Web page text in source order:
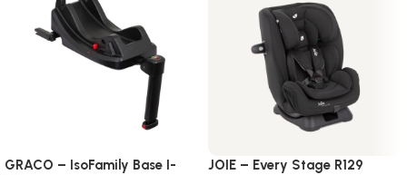
GRACO – IsoFamily Base I-
JOIE – Every Stage R129